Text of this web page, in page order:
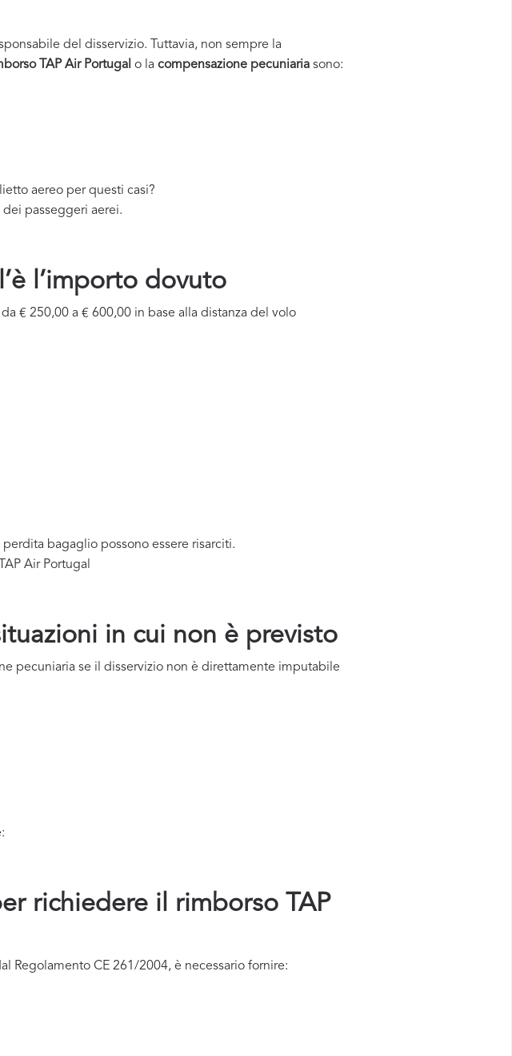
del disservizio. Tuttavia, non sempre la
TAP Air Portugal o la compensazione pecuniaria sono:
aereo per questi casi?
passeggeri aerei.
l’importo dovuto
€ 250,00 a € 600,00 in base alla distanza del volo
perdita bagaglio possono essere risarciti.
Air Portugal
in cui non è previsto
pecuniaria se il disservizio non è direttamente imputabile
richiedere il rimborso TAP
Regolamento CE 261/2004, è necessario fornire: